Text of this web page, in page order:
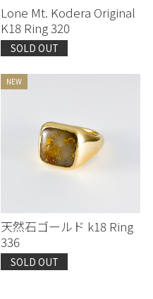
Lone Mt. Kodera Original
K18 Ring 320
SOLD OUT
天然石ゴールド k18 Ring
336
SOLD OUT